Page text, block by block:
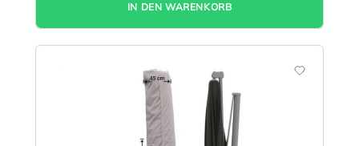
IN DEN WARENKORB